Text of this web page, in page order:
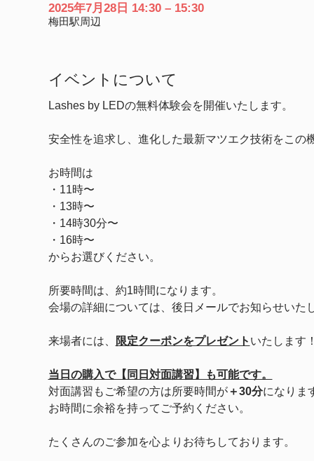
2025年7月28日 14:30 – 15:30
梅田駅周辺
イベントについて
Lashes by LEDの無料体験会を開催いたします。
安全性を追求し、進化した最新マツエク技術をこの
お時間は
・11時〜
・13時〜
・14時30分〜
・16時〜
からお選びください。
所要時間は、約1時間になります。
会場の詳細については、後日メールでお知らせいた
来場者には、 限定クーポンをプレゼント いたします
当日の購入で【同日対面講習】も可能です。
対面講習もご希望の方は所要時間が＋30分になりま
お時間に余裕を持ってご予約ください。
たくさんのご参加を心よりお待ちしております。